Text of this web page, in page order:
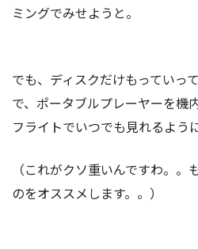
ミングでみせようと。
でも、ディスクだけもっていっ
で、ポータブルプレーヤーを機
フライトでいつでも見れるよう
（これがクソ重いんですわ。
のをオススメします。。）